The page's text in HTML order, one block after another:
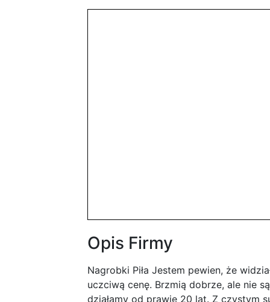
Opis Firmy
Nagrobki Piła Jestem pewien, że
uczciwą cenę. Brzmią dobrze, ale nie
działamy od prawie 20 lat. Z czystym